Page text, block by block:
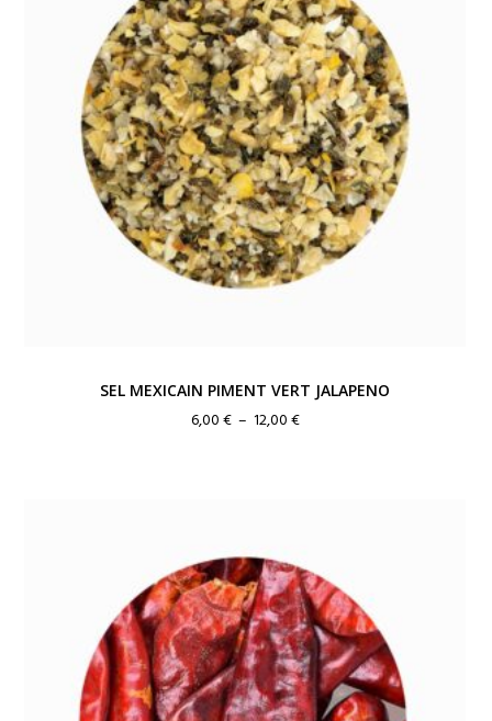
SEL MEXICAIN PIMENT VERT JALAPENO
6,00€ – 12,00€Plage